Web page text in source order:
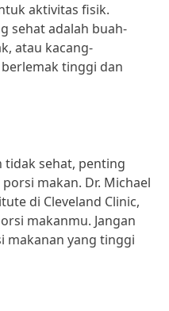
aktivitas fisik.
sehat adalah buah-
atau kacang-
tinggi dan
tidak sehat, penting
makan. Dr. Michael
di Cleveland Clinic,
makanmu. Jangan
makanan yang tinggi